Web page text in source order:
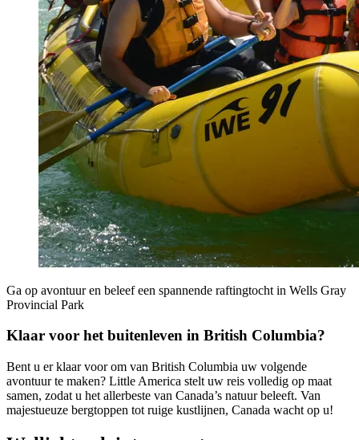
Ga op avontuur en beleef een spannende raftingtocht in Wells Gray
Provincial Park
Klaar voor het buitenleven in British Columbia?
Bent u er klaar voor om van British Columbia uw volgende
avontuur te maken? Little America stelt uw reis volledig op maat
samen, zodat u het allerbeste van Canada’s natuur beleeft. Van
majestueuze bergtoppen tot ruige kustlijnen, Canada wacht op u!